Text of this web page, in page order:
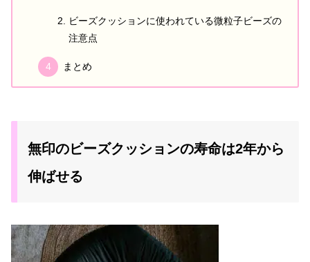
ビーズクッションに使われている微粒子ビーズの
注意点
まとめ
無印のビーズクッションの寿命は2年から
伸ばせる